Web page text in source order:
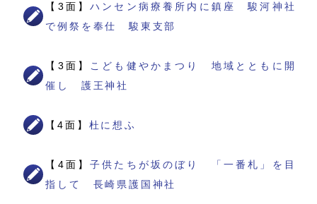
【3面】ハンセン病療養所内に鎮座 駿河神社
で例祭を奉仕 駿東支部
【3面】
こども健やかまつり 地域とともに開
催し 護王神社
【4面】 杜に想ふ
【4面】子供たちが坂のぼり 「一番札」を目
指して 長崎県護国神社